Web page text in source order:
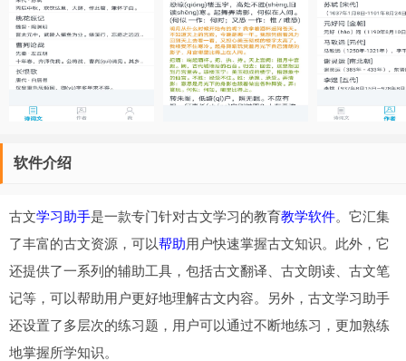
软件介绍
古文学习助手是一款专门针对古文学习的教育教学软件。它汇集
了丰富的古文资源，可以帮助用户快速掌握古文知识。此外，它
还提供了一系列的辅助工具，包括古文翻译、古文朗读、古文笔
记等，可以帮助用户更好地理解古文内容。另外，古文学习助手
还设置了多层次的练习题，用户可以通过不断地练习，更加熟练
地掌握所学知识。